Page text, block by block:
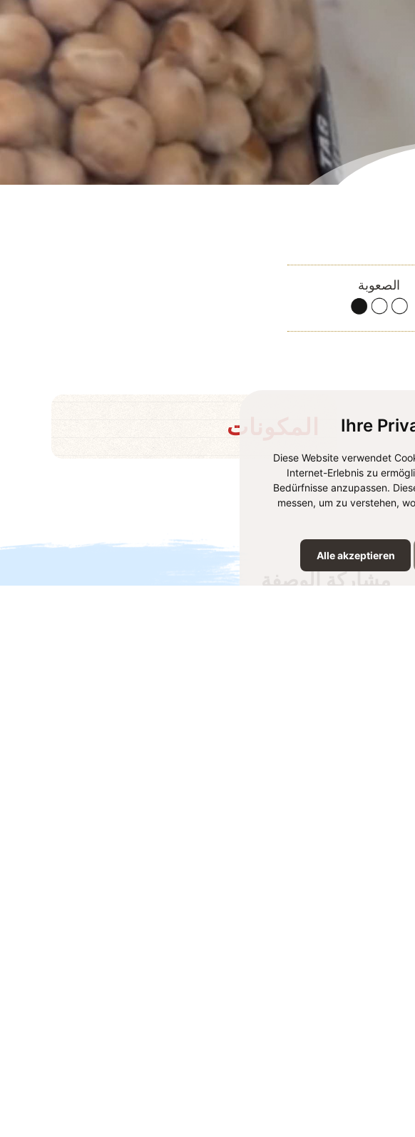
Ihre
Diese Website verwendet
Internet-Erlebnis zu
Bedürfnisse anzupassen.
messen, um zu verstehen,
Alle akzeptieren
الصعوبة
المكونات
مشاركة الوصفة